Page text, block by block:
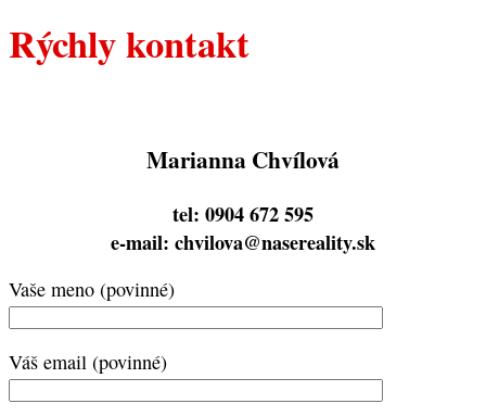
Rýchly kontakt
Marianna Chvílová
tel: 0904 672 595
e-mail: chvilova@nasereality.sk
Vaše meno (povinné)
Váš email (povinné)